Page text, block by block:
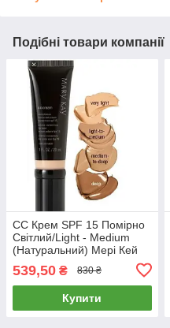
Подібні товари компанії
СС Крем SPF 15 Помірно
Світлий/Light - Medium
(Натуральний) Мері Кей
539,50 ₴ 830 ₴
Купити